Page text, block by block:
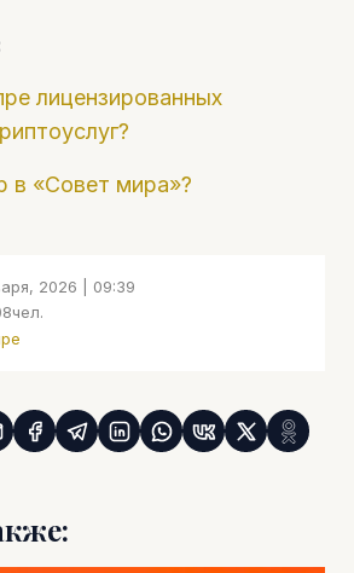
лицензированных
в «Совет мира»?
2026 | 09:39
чел.